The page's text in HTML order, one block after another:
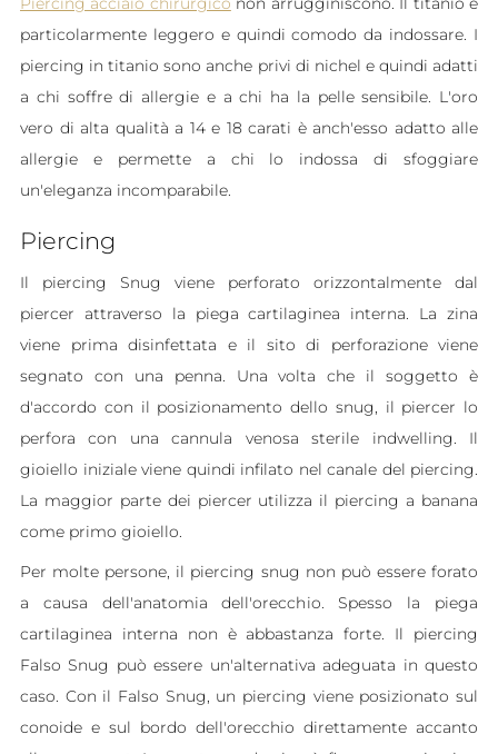
Piercing acciaio chirurgico non arrugginiscono. Il titanio è
particolarmente leggero e quindi comodo da indossare. I
piercing in titanio sono anche privi di nichel e quindi adatti
a chi soffre di allergie e a chi ha la pelle sensibile. L'oro
vero di alta qualità a 14 e 18 carati è anch'esso adatto alle
allergie e permette a chi lo indossa di sfoggiare
un'eleganza incomparabile.
Piercing
Il piercing Snug viene perforato orizzontalmente dal
piercer attraverso la piega cartilaginea interna. La zina
viene prima disinfettata e il sito di perforazione viene
segnato con una penna. Una volta che il soggetto è
d'accordo con il posizionamento dello snug, il piercer lo
perfora con una cannula venosa sterile indwelling. Il
gioiello iniziale viene quindi infilato nel canale del piercing.
La maggior parte dei piercer utilizza il piercing a banana
come primo gioiello.
Per molte persone, il piercing snug non può essere forato
a causa dell'anatomia dell'orecchio. Spesso la piega
cartilaginea interna non è abbastanza forte. Il piercing
Falso Snug può essere un'alternativa adeguata in questo
caso. Con il Falso Snug, un piercing viene posizionato sul
conoide e sul bordo dell'orecchio direttamente accanto